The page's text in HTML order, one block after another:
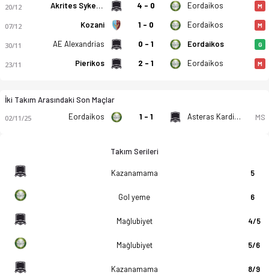
20/12 Akrites Sykeon 4 - 0 Eordaikos M
07/12 Kozani 1 - 0 Eordaikos M
30/11 AE Alexandrias 0 - 1 Eordaikos G
23/11 Pierikos 2 - 1 Eordaikos M
İki Takım Arasındaki Son Maçlar
02/11/25 Eordaikos 1 - 1 Asteras Karditsas MS
Takım Serileri
Kazanamama 5
Gol yeme 6
Mağlubiyet 4/5
Mağlubiyet 5/6
Kazanamama 8/9